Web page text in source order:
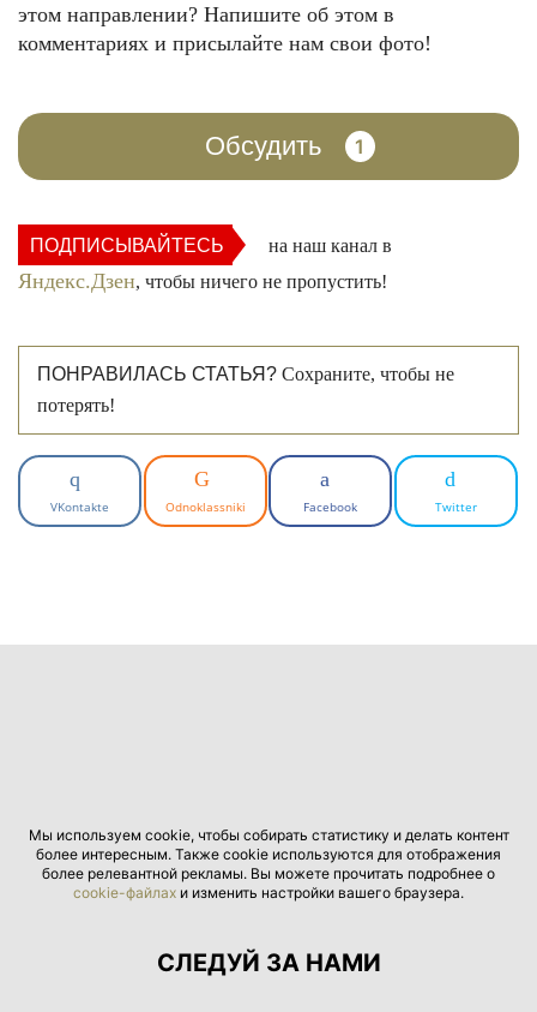
этом направлении? Напишите об этом в
комментариях и присылайте нам свои фото!
Обсудить 1
ПОДПИСЫВАЙТЕСЬ на наш канал в
Яндекс.Дзен, чтобы ничего не пропустить!
ПОНРАВИЛАСЬ СТАТЬЯ? Сохраните, чтобы не
потерять!
VKontakte Odnoklassniki Facebook Twitter
Мы используем cookie, чтобы собирать статистику и делать контент
более интересным. Также cookie используются для отображения
более релевантной рекламы. Вы можете прочитать подробнее о
cookie-файлах и изменить настройки вашего браузера.
СЛЕДУЙ ЗА НАМИ